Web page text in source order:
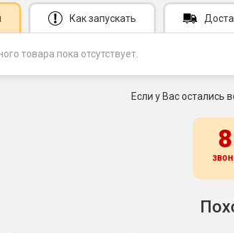
Как запускать
товара пока отсутствует.
Если у Вас остались